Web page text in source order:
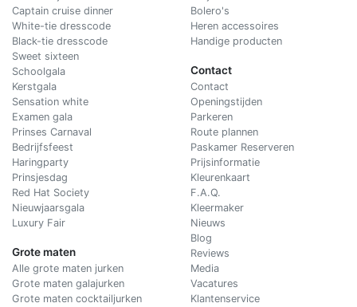
Captain cruise dinner
White-tie dresscode
Black-tie dresscode
Sweet sixteen
Schoolgala
Kerstgala
Sensation white
Examen gala
Prinses Carnaval
Bedrijfsfeest
Haringparty
Prinsjesdag
Red Hat Society
Nieuwjaarsgala
Luxury Fair
Grote maten
Alle grote maten jurken
Grote maten galajurken
Grote maten cocktailjurken
Bolero's
Heren accessoires
Handige producten
Contact
Contact
Openingstijden
Parkeren
Route plannen
Paskamer Reserveren
Prijsinformatie
Kleurenkaart
F.A.Q.
Kleermaker
Nieuws
Blog
Reviews
Media
Vacatures
Klantenservice